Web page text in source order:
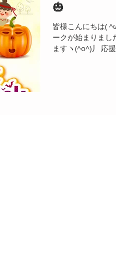
🎃
皆様こんにちは(
ークが始まりまし
ますヽ(^o^)丿 応